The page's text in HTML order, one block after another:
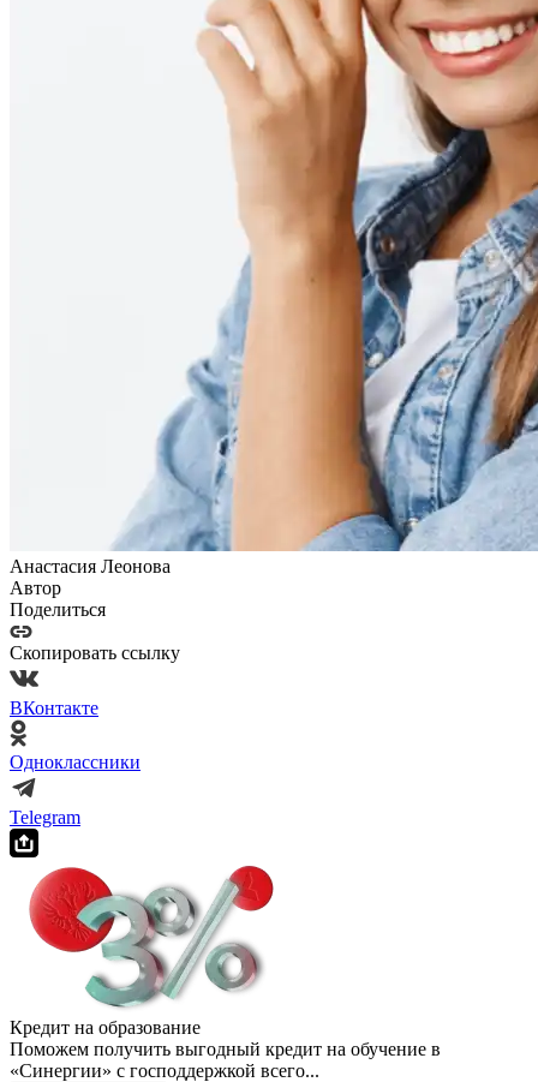
Анастасия Леонова
Автор
Поделиться
Скопировать ссылку
ВКонтакте
Одноклассники
Telegram
Кредит на образование
Поможем получить выгодный кредит на обучение в
«Синергии» с господдержкой всего...